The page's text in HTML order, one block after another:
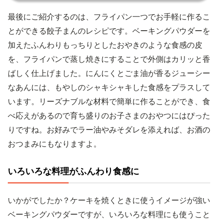
最後にご紹介するのは、フライパン一つでお手軽に作るこ
とができる餃子まんのレシピです。ベーキングパウダーを
加えたふんわりもっちりとしたおやきのような食感の皮
を、フライパンで蒸し焼きにすることで外側はカリッと香
ばしく仕上げました。にんにくとごま油が香るジューシー
なあんには、もやしのシャキシャキした食感をプラスして
います。リーズナブルな材料で簡単に作ることができ、食
べ応えがあるので育ち盛りのお子さまのおやつにはぴった
りですね。お好みでラー油やみそダレを添えれば、お酒の
おつまみにもなりますよ。
いろいろな料理がふんわり食感に
いかがでしたか？ケーキを焼くときに使うイメージが強い
ベーキングパウダーですが、いろいろな料理にも使うこと